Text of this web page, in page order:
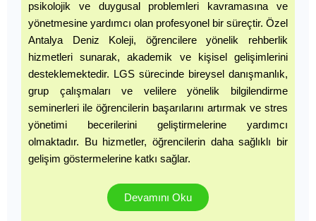
psikolojik ve duygusal problemleri kavramasına ve
yönetmesine yardımcı olan profesyonel bir süreçtir. Özel
Antalya Deniz Koleji, öğrencilere yönelik rehberlik
hizmetleri sunarak, akademik ve kişisel gelişimlerini
desteklemektedir. LGS sürecinde bireysel danışmanlık,
grup çalışmaları ve velilere yönelik bilgilendirme
seminerleri ile öğrencilerin başarılarını artırmak ve stres
yönetimi becerilerini geliştirmelerine yardımcı
olmaktadır. Bu hizmetler, öğrencilerin daha sağlıklı bir
gelişim göstermelerine katkı sağlar.
Devamını Oku